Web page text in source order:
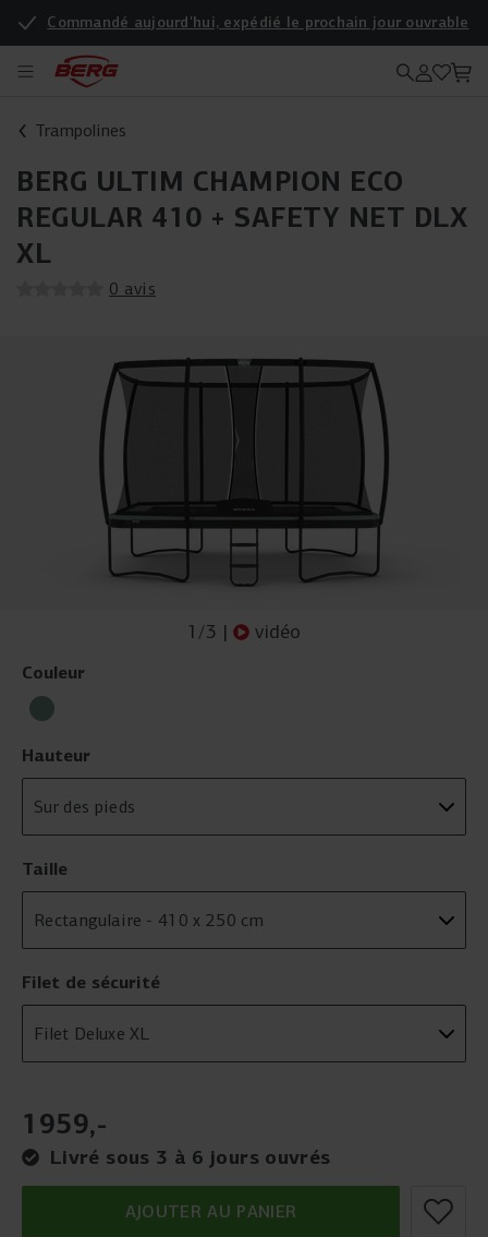
Commandé aujourd'hui, expédié le prochain jour ouvrable
Trampolines
BERG ULTIM CHAMPION ECO
REGULAR 410 + SAFETY NET DLX
XL
0 avis
1 /3 | vidéo
Couleur
Hauteur
Taille
Filet de sécurité
1959,-
Livré sous 3 à 6 jours ouvrés
AJOUTER AU PANIER